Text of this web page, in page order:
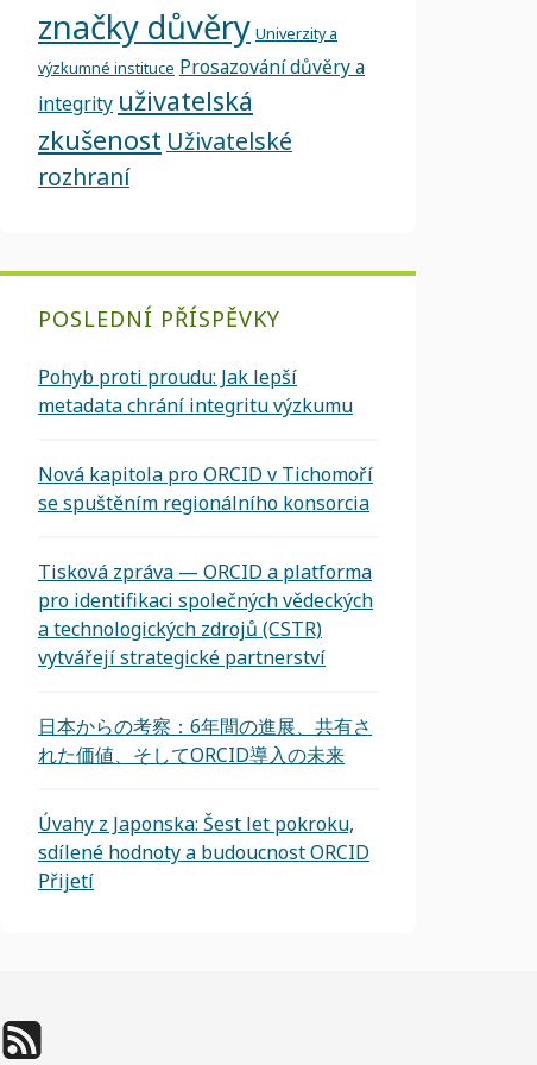
značky důvěry Univerzity a
výzkumné instituce Prosazování důvěry a
integrity uživatelská
zkušenost Uživatelské
rozhraní
POSLEDNÍ PŘÍSPĚVKY
Pohyb proti proudu: Jak lepší
metadata chrání integritu výzkumu
Nová kapitola pro ORCID v Tichomoří
se spuštěním regionálního konsorcia
Tisková zpráva — ORCID a platforma
pro identifikaci společných vědeckých
a technologických zdrojů (CSTR)
vytvářejí strategické partnerství
日本からの考察：6年間の進展、共有さ
れた価値、そしてORCID導入の未来
Úvahy z Japonska: Šest let pokroku,
sdílené hodnoty a budoucnost ORCID
Přijetí